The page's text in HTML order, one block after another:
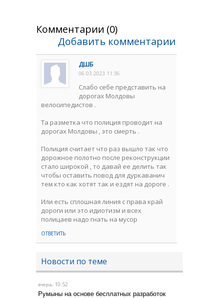
Комментарии (0)
Добавить комментарии
ДШБ
06.03.2023 11:36
Слабо себе представить на
дорогах Молдовы
велосипедистов .
Та разметка что полиция проводит на
дорогах Молдовы , это смерть .
Полиция считает что раз вышло так что
дорожное полотно после реконструкции
стало широкой , то давай ее делить так
чтобы оставить повод для дуркаванич
тем кто как хотят так и ездят на дороге .
Или есть сплошная линия с права край
дороги или это идиотизм и всех
полицаев надо гнать на мусор
ОТВЕТИТЬ
Новости по теме
вчера, 10:52
Румыны на основе бесплатных разработок